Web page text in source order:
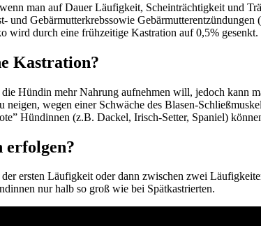
man auf Dauer Läufigkeit, Scheinträchtigkeit und
und Gebärmutterkrebssowie
wird durch eine frühzeitige Kastration auf 0,5% gesenkt.
Kastration?
Hündin mehr Nahrung aufnehmen will, jedoch kann
neigen, wegen einer Schwäche des Blasen-
Hündinnen (z.B. Dackel, Irisch-Setter, Spaniel)
erfolgen?
ersten Läufigkeit oder dann zwischen zwei
nur halb so groß wie bei Spätkastrierten.